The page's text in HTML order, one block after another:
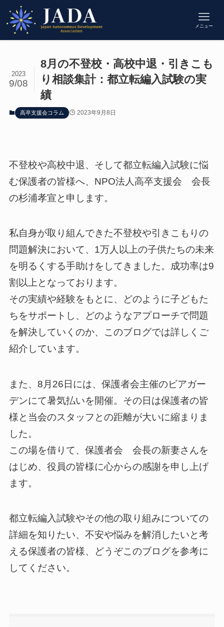
メニュー
8月の不登校・高校中退・引きこも
り相談集計：都立転編入試験の実
績
2023
9/08
高卒支援会コラム 2023年9月8日
不登校や高校中退、そして都立転編入試験に悩
む保護者の皆様へ、NPO法人高卒支援会 会長
の杉浦孝宣と申します。
私自身が取り組んできた不登校や引きこもりの
問題解決において、1万人以上の子供たちの未来
を明るくする手助けをしてきました。成功率は9
割以上となっております。
その実績や経験をもとに、どのように子どもた
ちをサポートし、どのようなアプローチで問題
を解決していくのか、このブログでは詳しくご
紹介しています。
また、8月26日には、保護者会主催のビアガー
デンにて暑気払いを開催。その日は保護者の皆
様と当会のスタッフとの距離が大いに縮まりま
した。
この場を借りて、保護者会 会長の新妻さんを
はじめ、役員の皆様に心からの感謝を申し上げ
ます。
都立転編入試験やその他の取り組みについての
詳細を知りたい、不安や悩みを解消したいと考
える保護者の皆様、どうぞこのブログを参考に
してください。